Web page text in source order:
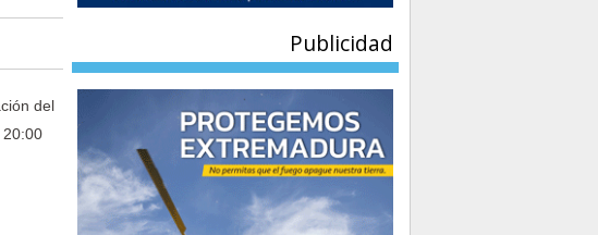
del
20:00
Publicidad